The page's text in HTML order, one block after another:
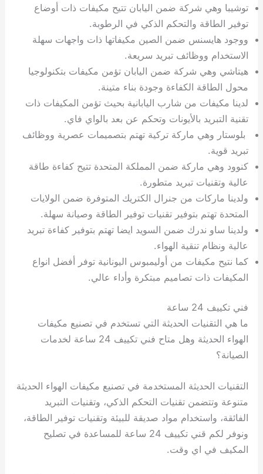
توشيبا وهي شركة ضمن اليابان تتيح مكيفات ذات أوضاع
توفير الطاقة والتحكم الذكي في الرطوبة.
ووجود هايسنس ضمن الصين مكيفاتها ذات واجهات سهلة
الاستخدام ووظائف تبريد سريعة.
هيتاشي وهي شركة ضمن اليابان تؤمن مكيفات بتكنولوجيا
محول الطاقة الكفاءة وجودة بناء متينة.
لدينا مكيفات من شارب اليابانية بحيث تؤمن المكيفات ذات
تقنية التبريد بالأيونات وتحكم عن بعد بالواي فاي.
بلوستار وهي ماركة تركية تهتم بتصميمات عصرية ووظائف
تبريد قوية.
كنوود وهي ماركة ضمن المملكة المتحدة تتيح كفاءة طاقة
عالية وتقنيات تبريد متطورة.
ولدينا ماركات من جنرال الكتريك المتوفرة ضمن الولايات
المتحدة تهتم بتوفير تقنيات توفير الطاقة وصيانة سهلة.
ولدينا ساو ندرك ضمن السويد ايضا تهتم بتوفير كفاءة تبريد
عالية ونظام تنقية الهواء.
كما نتيح مكيفات من أوليمبوس اليونانية توفر أفضل انواع
المكيفات ذات تصاميم مبتكرة وأداء عالي.
فني تكييف 24 ساعة
ما هي التقنيات الحديثة التي تستخدم في تصنيع مكيفات
الهواء الحديثة وهل متاح فني تكييف 24 ساعة لخدمات
الصيانة؟
التقنيات الحديثة المستخدمة في تصنيع مكيفات الهواء الحديثة
متنوعة وتتضمن تقنيات التحكم الذكي، وتقنيات التبريد
الفائقة، واستخدام مواد صديقة للبيئة وتقنيات توفير الطاقة،
ونوفر لكم قني تكييف 24 ساعة للمساعدة في تصليح
المكيف في اي وقت.